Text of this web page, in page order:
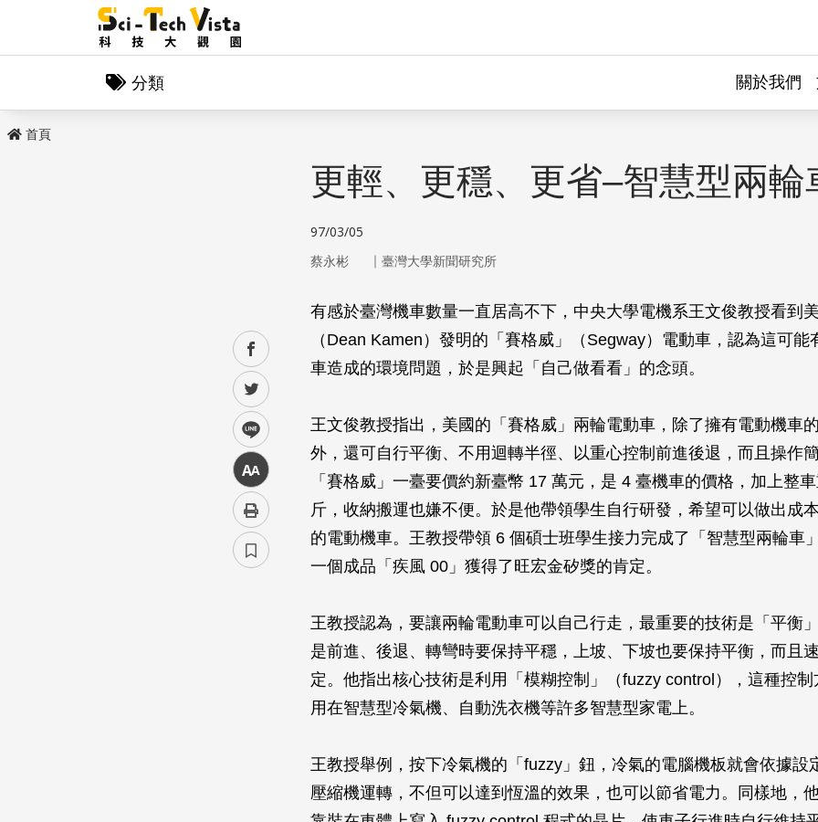
分類 關於我們
首頁
facebook
twitter
line
中
更輕、更穩、更省–智慧型兩輪
97/03/05
蔡永彬 ｜ 臺灣大學新聞研究所
有感於臺灣機車數量一直居高不下，中央大學電機系王文俊教授看到
（Dean Kamen）發明的「賽格威」（Segway）電動車，認為這可能
車造成的環境問題，於是興起「自己做看看」的念頭。
王文俊教授指出，美國的「賽格威」兩輪電動車，除了擁有電動機車
外，還可自行平衡、不用迴轉半徑、以重心控制前進後退，而且操作
「賽格威」一臺要價約新臺幣 17 萬元，是 4 臺機車的價格，加上整
斤，收納搬運也嫌不便。於是他帶領學生自行研發，希望可以做出成
的電動機車。王教授帶領 6 個碩士班學生接力完成了「智慧型兩輪車
一個成品「疾風 00」獲得了旺宏金矽獎的肯定。
王教授認為，要讓兩輪電動車可以自己行走，最重要的技術是「平衡
是前進、後退、轉彎時要保持平穩，上坡、下坡也要保持平衡，而且
定。他指出核心技術是利用「模糊控制」（fuzzy control），這種控
用在智慧型冷氣機、自動洗衣機等許多智慧型家電上。
王教授舉例，按下冷氣機的「fuzzy」鈕，冷氣的電腦機板就會依據設
壓縮機運轉，不但可以達到恆溫的效果，也可以節省電力。同樣地，